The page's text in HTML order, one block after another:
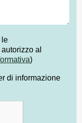
le
al
)
di informazione